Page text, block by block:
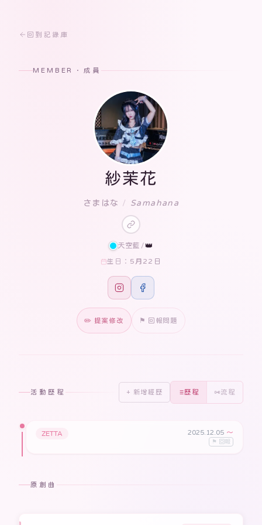
回到記錄庫
MEMBER · 成員
紗茉花
さまはな / Samahana
天空藍 /👑
生日： 5月22日
✏️ 提案修改 ⚑ 回報問題
活動歷程 + 新增經歷 歷程 流程
ZETTA 2025.12.05 〜
⚑ 回報
原創曲